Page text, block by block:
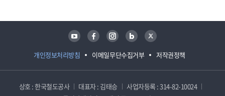
개인정보처리방침 이메일무단수집거부 저작권정책
유튜브 페이스북 인스타그램 블로그 트위터
상호 : 한국철도공사 대표자 : 김태승
사업자등록 : 314-82-10024